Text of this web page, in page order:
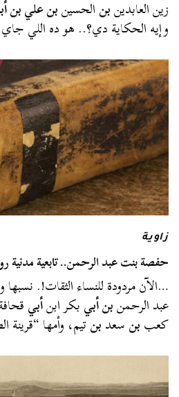
زين العابدينبنالحسينبن علي بن
وإيه الحكاية دي؟.. هو ده اللي
زاوية
حفصة بنت عبد الرحمن.. تابعية مدنية روت 80 حديثًا
…الآن مردودة للنساء الثقات!.
عبد الرحمنبن أبيبكر ابنأبي
كعببنسعدبنتيم، وأمها